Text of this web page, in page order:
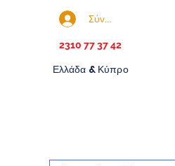
Σύνδεση
2310 77 37 42
Ελλάδα & Κύπρο